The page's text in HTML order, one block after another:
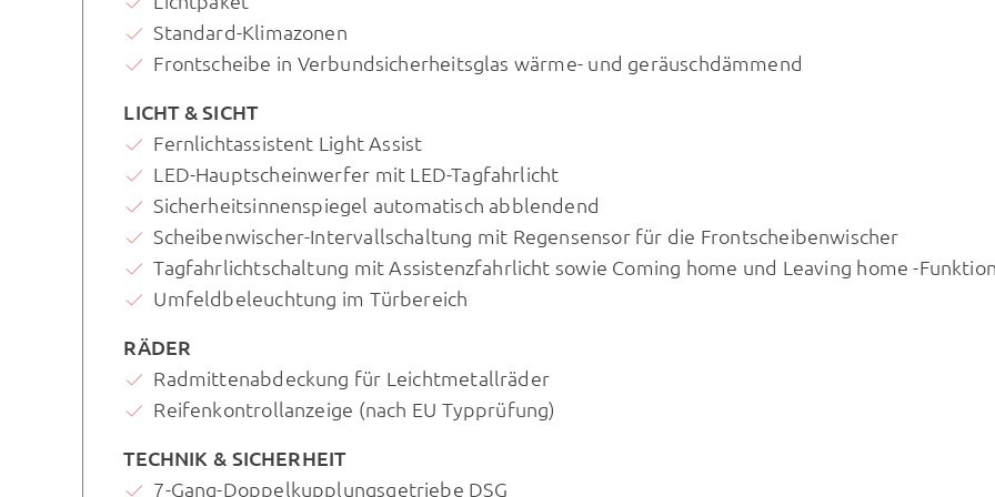
Standard-Klimazonen
Frontscheibe in Verbundsicherheitsglas wärme- und geräuschdämmend
LICHT & SICHT
Fernlichtassistent Light Assist
LED-Hauptscheinwerfer mit LED-Tagfahrlicht
Sicherheitsinnenspiegel automatisch abblendend
Scheibenwischer-Intervallschaltung mit Regensensor für die Frontscheibenwischer
Tagfahrlichtschaltung mit Assistenzfahrlicht sowie Coming home und Leaving home -
Umfeldbeleuchtung im Türbereich
RÄDER
Radmittenabdeckung für Leichtmetallräder
Reifenkontrollanzeige (nach EU Typprüfung)
TECHNIK & SICHERHEIT
7-Gang-Doppelkupplungsgetriebe DSG